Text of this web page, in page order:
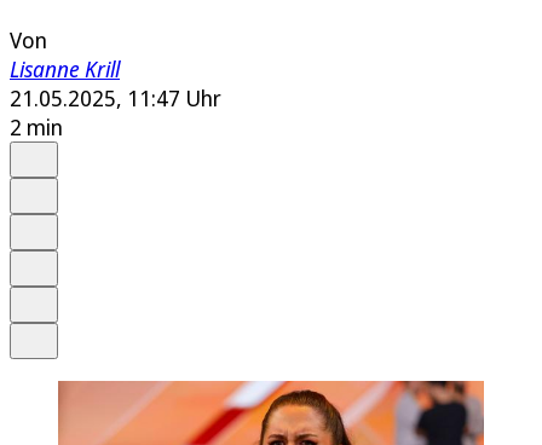
Von
Lisanne Krill
21.05.2025, 11:47 Uhr
2 min